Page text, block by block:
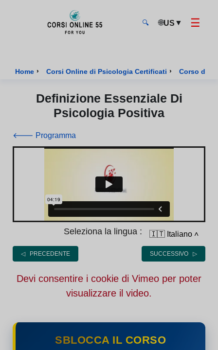
🔍 🌐US ▼ ☰
Home › Corsi Online di Psicologia Certificati › Corso di
Definizione Essenziale Di
Psicologia Positiva
🡐 Programma
Seleziona la lingua : 🇮🇹 Italiano ˄
◁ PRECEDENTE SUCCESSIVO ▷
Devi consentire i cookie di Vimeo per poter
visualizzare il video.
SBLOCCA IL CORSO